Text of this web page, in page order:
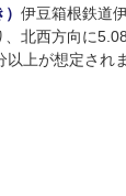
伊豆箱根鉄道
北西方向に
上が想定されま